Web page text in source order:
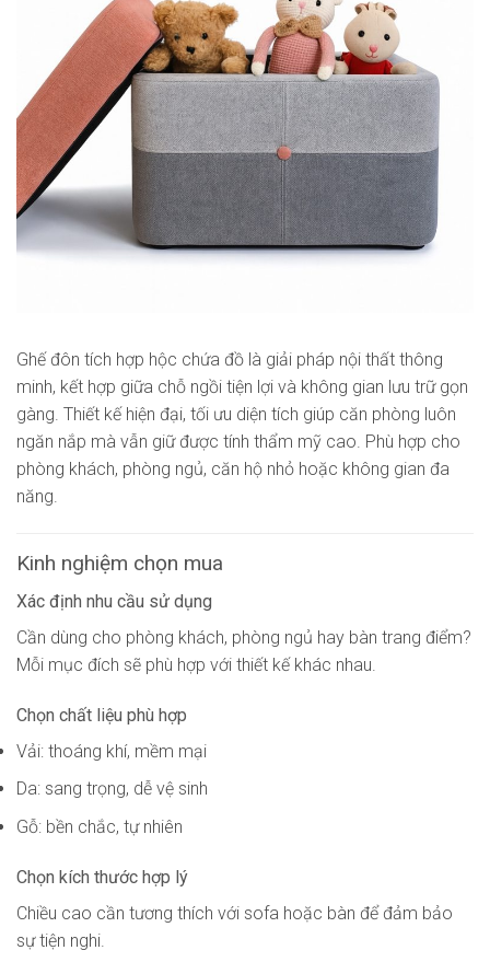
Ghế đôn tích hợp hộc chứa đồ là giải pháp nội thất thông
minh, kết hợp giữa chỗ ngồi tiện lợi và không gian lưu trữ gọn
gàng. Thiết kế hiện đại, tối ưu diện tích giúp căn phòng luôn
ngăn nắp mà vẫn giữ được tính thẩm mỹ cao. Phù hợp cho
phòng khách, phòng ngủ, căn hộ nhỏ hoặc không gian đa
năng.
Kinh nghiệm chọn mua
Xác định nhu cầu sử dụng
Cần dùng cho phòng khách, phòng ngủ hay bàn trang điểm?
Mỗi mục đích sẽ phù hợp với thiết kế khác nhau.
Chọn chất liệu phù hợp
Vải: thoáng khí, mềm mại
Da: sang trọng, dễ vệ sinh
Gỗ: bền chắc, tự nhiên
Chọn kích thước hợp lý
Chiều cao cần tương thích với sofa hoặc bàn để đảm bảo
sự tiện nghi.